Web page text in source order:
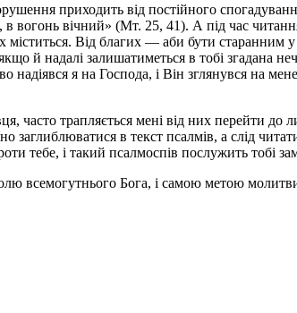
приходить від постійного
в вогонь вічний» (Мт. 25, 41). А під час
Від благих — аби бути
й надалі залишатиметься в тобі згадана
надіявся я на Господа, і Він зглянувся на
часто трапляється мені від них перейти
заглиблюватися в текст псалмів, а слід
тебе, і такий псалмоспів послужить тобі
всемогутнього Бога, і самою метою